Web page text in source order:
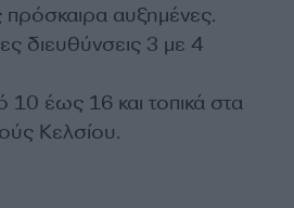
αυξημένες.
διευθύνσεις 3 με 4
10 έως 16 και τοπικά στα
Κελσίου.